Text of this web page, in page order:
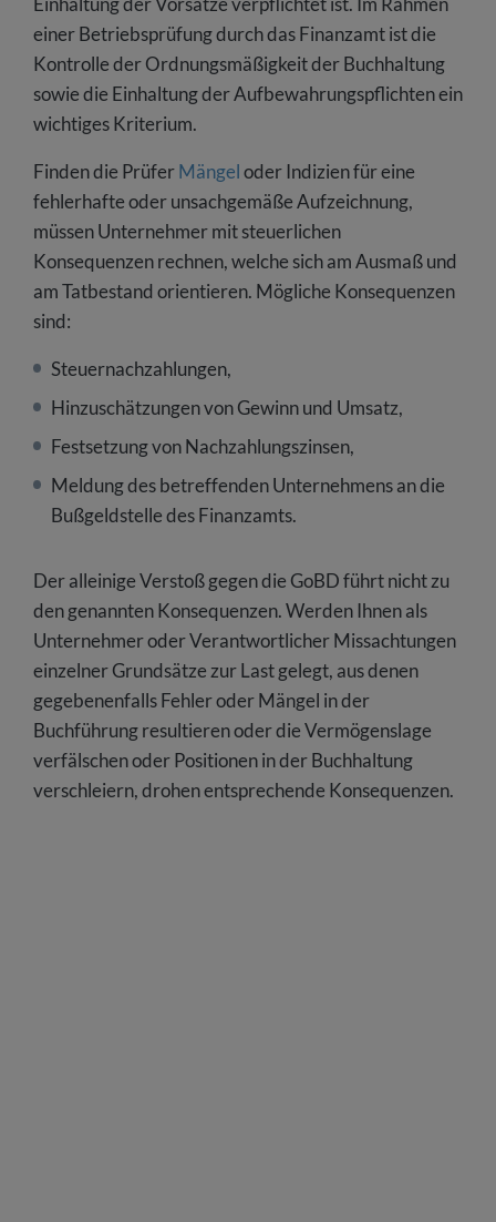
einer Betriebsprüfung durch das Finanzamt ist die
Kontrolle der Ordnungsmäßigkeit der Buchhaltung
sowie die Einhaltung der Aufbewahrungspflichten ein
wichtiges Kriterium.
Finden die PrüferMängeloder Indizien für eine
fehlerhafte oder unsachgemäße Aufzeichnung,
müssen Unternehmer mit steuerlichen
Konsequenzen rechnen, welche sich am Ausmaß und
am Tatbestand orientieren. Mögliche Konsequenzen
sind:
Steuernachzahlungen,
Hinzuschätzungen von Gewinn und Umsatz,
Festsetzung von Nachzahlungszinsen,
Meldung des betreffenden Unternehmens an die
Bußgeldstelle des Finanzamts.
Der alleinige Verstoß gegen die GoBD führt nicht zu
den genannten Konsequenzen. Werden Ihnen als
Unternehmer oder Verantwortlicher Missachtungen
einzelner Grundsätze zur Last gelegt, aus denen
gegebenenfalls Fehler oder Mängel in der
Buchführung resultieren oder die Vermögenslage
verfälschen oder Positionen in der Buchhaltung
verschleiern, drohen entsprechende Konsequenzen.